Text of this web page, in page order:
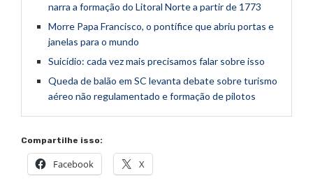
narra a formação do Litoral Norte a partir de 1773
Morre Papa Francisco, o pontífice que abriu portas e
janelas para o mundo
Suicídio: cada vez mais precisamos falar sobre isso
Queda de balão em SC levanta debate sobre turismo
aéreo não regulamentado e formação de pilotos
Compartilhe isso:
Facebook X